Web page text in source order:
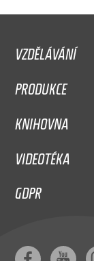
VZDĚLÁVÁNÍ
PRODUKCE
KNIHOVNA
VIDEOTÉKA
GDPR